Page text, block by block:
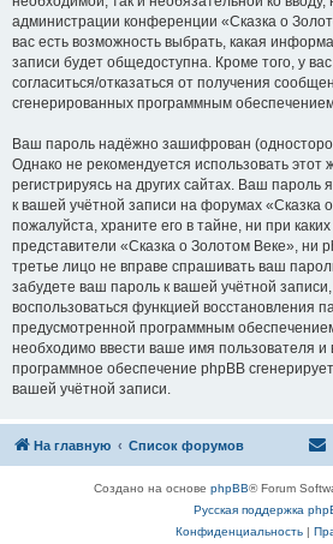
администрации конференции «Сказка о
вас есть возможность выбрать, какая
записи будет общедоступна. Кроме того, у
согласиться/отказаться от получения
сгенерированных программным
Ваш пароль надёжно зашифрован
Однако не рекомендуется использовать этот
регистрируясь на других сайтах. Ваш пароль
к вашей учётной записи на форумах «Сказка
пожалуйста, храните его в тайне, ни при
представители «Сказка о Золотом Веке», ни
третье лицо не вправе спрашивать ваш
забудете ваш пароль к вашей учётной
воспользоваться функцией восстановления
предусмотренной программным
необходимо ввести ваше имя пользователя и
программное обеспечение phpBB
вашей учётной записи.
На главную Список форумов
Создано на основе phpBB® Forum
Русская поддержка
Конфиденциальность|